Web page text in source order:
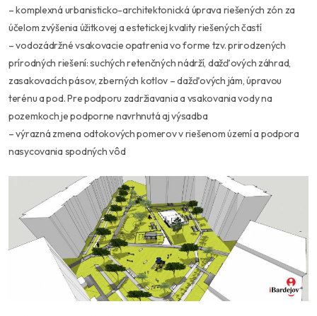
– komplexná urbanisticko-architektonická úprava riešených zón za
účelom zvýšenia úžitkovej a estetickej kvality riešených častí
– vodozádržné vsakovacie opatrenia vo forme tzv. prirodzených
prírodných riešení: suchých retenčných nádrží, dažďových záhrad,
zasakovacích pásov, zberných kotlov – dažďových jám, úpravou
terénu a pod. Pre podporu zadržiavania a vsakovania vody na
pozemkoch je podporne navrhnutá aj výsadba
– výrazná zmena odtokových pomerov v riešenom území a podpora
nasycovania spodných vôd